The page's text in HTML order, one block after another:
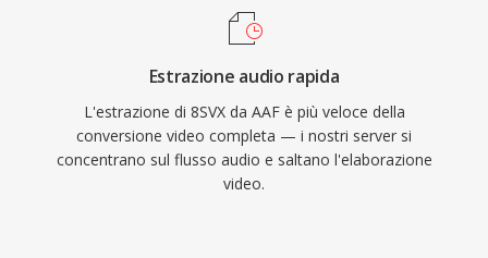
Estrazione audio rapida
L'estrazione di 8SVX da AAF è più veloce della
conversione video completa — i nostri server si
concentrano sul flusso audio e saltano l'elaborazione
video.